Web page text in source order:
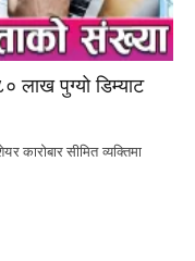
लाख पुग्यो डिम्याट
कारोबार सीमित व्यक्तिमा